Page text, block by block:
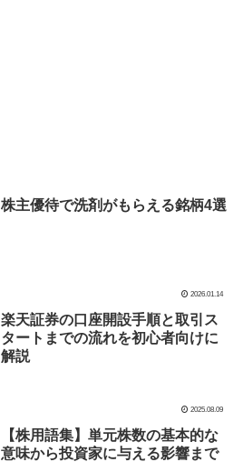
株主優待で洗剤がもらえる銘柄4選
2026.01.14
楽天証券の口座開設手順と取引ス
タートまでの流れを初心者向けに
解説
2025.08.09
【株用語集】単元株数の基本的な
意味から投資家に与える影響まで